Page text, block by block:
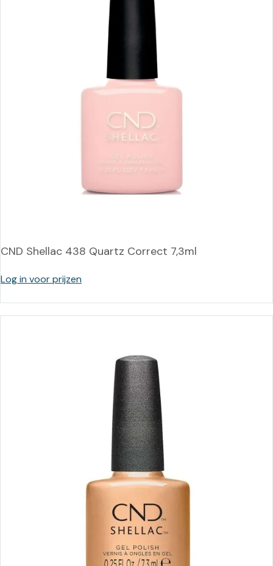
CND Shellac 438 Quartz Correct 7,3ml
Log in voor prijzen